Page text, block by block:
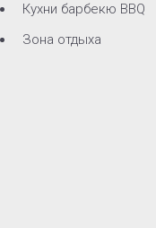
Кухни барбекю BBQ
Зона отдыха